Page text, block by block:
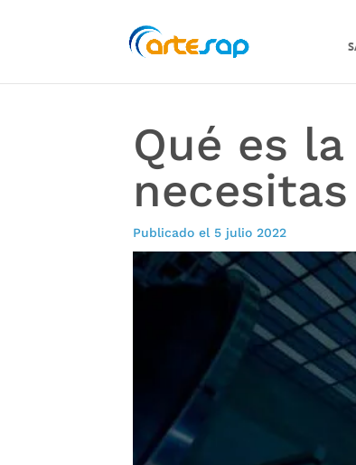
Qué es
necesitas
Publicado el 5 julio 2022